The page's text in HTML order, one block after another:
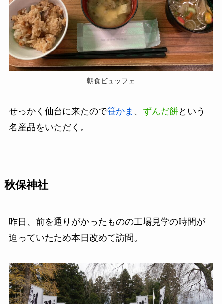
朝食ビュッフェ
せっかく仙台に来たので笹かま 、 ずんだ餅という
名産品をいただく。
秋保神社
昨日、前を通りがかったものの工場見学の時間が
迫っていたため本日改めて訪問。